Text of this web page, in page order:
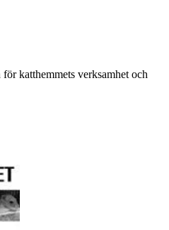
katthemmets verksamhet och